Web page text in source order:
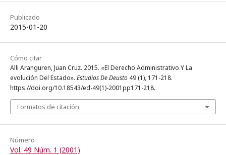
Publicado
2015-01-20
Cómo citar
Alli Aranguren, Juan Cruz. 2015. «El Derecho Administrativo Y La
evolución Del Estado». Estudios De Deusto 49 (1), 171-218.
https://doi.org/10.18543/ed-49(1)-2001pp171-218.
Formatos de citación
Número
Vol. 49 Núm. 1 (2001)